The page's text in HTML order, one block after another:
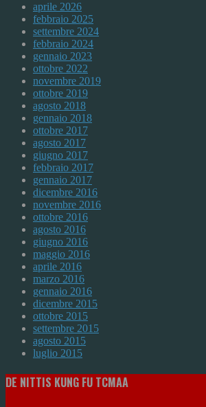
aprile 2026
febbraio 2025
settembre 2024
febbraio 2024
gennaio 2023
ottobre 2022
novembre 2019
ottobre 2019
agosto 2018
gennaio 2018
ottobre 2017
agosto 2017
giugno 2017
febbraio 2017
gennaio 2017
dicembre 2016
novembre 2016
ottobre 2016
agosto 2016
giugno 2016
maggio 2016
aprile 2016
marzo 2016
gennaio 2016
dicembre 2015
ottobre 2015
settembre 2015
agosto 2015
luglio 2015
DE NITTIS KUNG FU TCMAA